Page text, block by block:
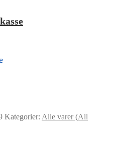
Kategorier: Alle varer (All